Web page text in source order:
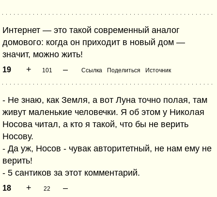
Интернет — это такой современный аналог
домового: когда он приходит в новый дом —
значит, можно жить!
19 + 101 – Ссылка Поделиться Источник
- Не знаю, как Земля, а вот Луна точно полая, там
живут маленькие человечки. Я об этом у Николая
Носова читал, а кто я такой, что бы не верить
Носову.
- Да уж, Носов - чувак авторитетный, не нам ему не
верить!
- 5 сантиков за этот комментарий.
18 + 22 –